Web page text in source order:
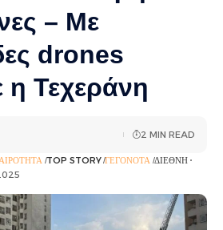
– Με
drones
Τεχεράνη
TOP STORY ΓΕΓΟΝΌΤΑ ΔΙΕΘΝΉ
2 MIN READ